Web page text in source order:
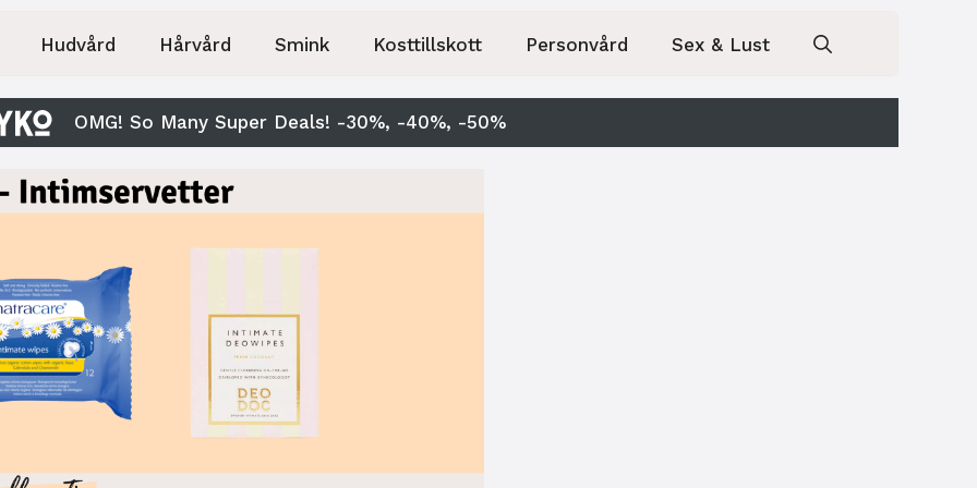
Hudvård Hårvård Smink Kosttillskott Personvård Sex & Lust
OMG! So Many Super Deals! -30%, -40%, -50%